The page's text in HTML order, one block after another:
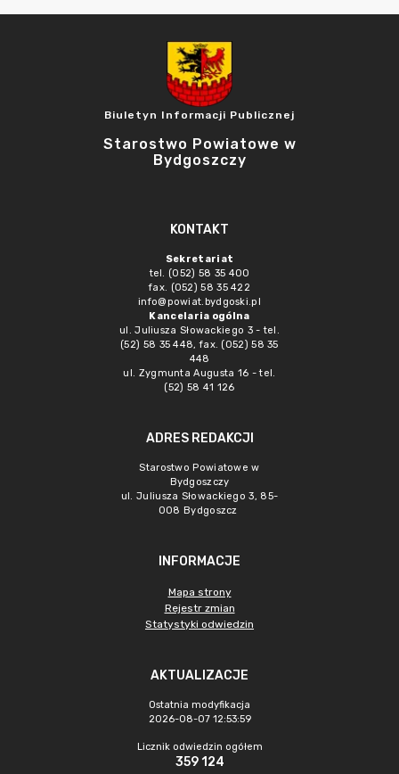
Biuletyn Informacji Publicznej
Starostwo Powiatowe w
Bydgoszczy
KONTAKT
Sekretariat
tel. (052) 58 35 400
fax. (052) 58 35 422
info@powiat.bydgoski.pl
Kancelaria ogólna
ul. Juliusza Słowackiego 3 - tel.
(52) 58 35 448, fax. (052) 58 35
448
ul. Zygmunta Augusta 16 - tel.
(52) 58 41 126
ADRES REDAKCJI
Starostwo Powiatowe w
Bydgoszczy
ul. Juliusza Słowackiego 3, 85-
008 Bydgoszcz
INFORMACJE
Mapa strony
Rejestr zmian
Statystyki odwiedzin
AKTUALIZACJE
Ostatnia modyfikacja
2026-08-07 12:53:59
Licznik odwiedzin ogółem
359 124